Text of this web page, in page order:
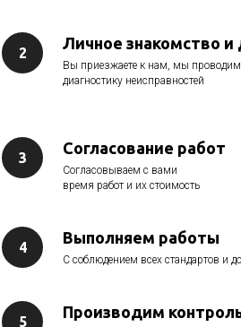
Личное знакомство и
Вы приезжаете к нам, мы проводим
диагностику неисправностей
Согласование работ
Согласовываем с вами
время работ и их стоимость
Выполняем работы
С соблюдением всех стандартов и
Производим